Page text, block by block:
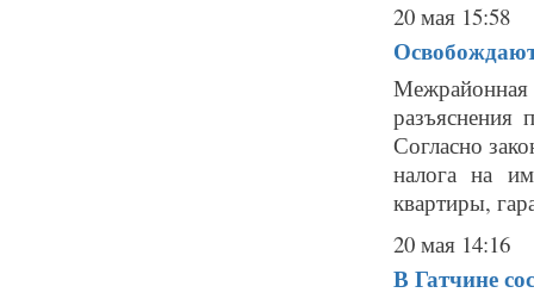
20 мая 15:58
разъяснения
Согласно
налога на
квартиры,
20 мая 14:16
В Гатчине